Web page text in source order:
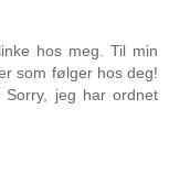
hos meg. Til min
som følger hos deg!
jeg har ordnet